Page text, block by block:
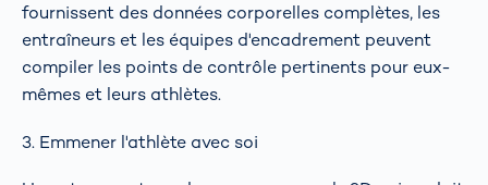
fournissent des données corporelles complètes, les
entraîneurs et les équipes d'encadrement peuvent
compiler les points de contrôle pertinents pour eux-
mêmes et leurs athlètes.
3. Emmener l'athlète avec soi